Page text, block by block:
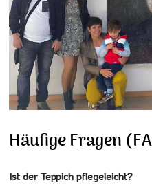
Häufige Fragen
Ist der Teppich pflegeleicht?